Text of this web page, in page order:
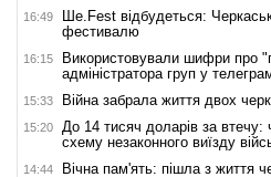
16:49
Ше.Fest відбудеться:
фестивалю
16:15
Використовували шифри про
адміністратора груп у
15:33 Війна забрала життя двох
15:20
До 14 тисяч доларів за втечу:
схему незаконного виїзду
14:44 Вічна пам'ять: пішла з життя